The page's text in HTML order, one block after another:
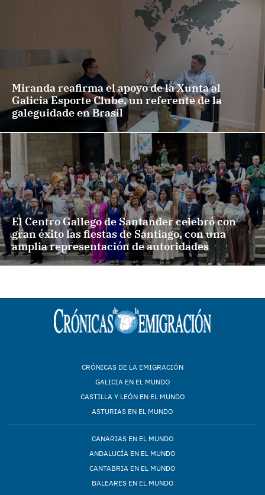
Miranda reafirma el apoyo de la Xunta al
Galicia Esporte Clube, un referente de la
galeguidade en Brasil
El Centro Gallego de Santander celebró con
gran éxito las fiestas de Santiago, con una
amplia representación de autoridades
CRÓNICAS DE LA EMIGRACIÓN
GALICIA EN EL MUNDO
CASTILLA Y LEÓN EN EL MUNDO
ASTURIAS EN EL MUNDO
CANARIAS EN EL MUNDO
ANDALUCÍA EN EL MUNDO
CANTABRIA EN EL MUNDO
BALEARES EN EL MUNDO